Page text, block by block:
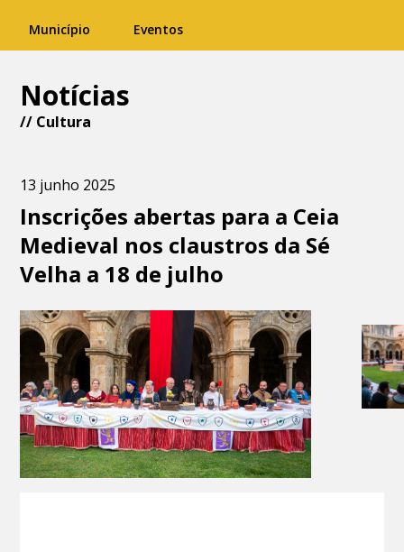
Município Eventos
Notícias
// Cultura
13 junho 2025
Inscrições abertas para a Ceia
Medieval nos claustros da Sé
Velha a 18 de julho